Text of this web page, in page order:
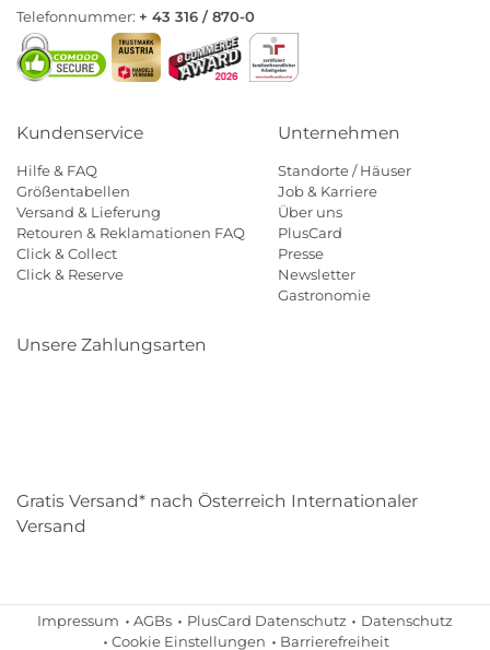
Telefonnummer: + 43 316 / 870-0
Kundenservice
Hilfe & FAQ
Größentabellen
Versand & Lieferung
Retouren & Reklamationen FAQ
Click & Collect
Click & Reserve
Unternehmen
Standorte / Häuser
Job & Karriere
Über uns
PlusCard
Presse
Newsletter
Gastronomie
Unsere Zahlungsarten
Gratis Versand* nach Österreich Internationaler
Versand
Impressum AGBs PlusCard Datenschutz
Datenschutz
Cookie Einstellungen
Barrierefreiheit